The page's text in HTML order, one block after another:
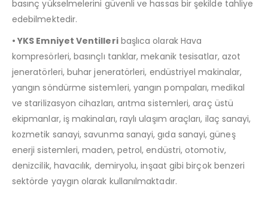
basınç yükselmelerini güvenli ve hassas bir şekilde tahliye
edebilmektedir.
• YKS Emniyet Ventilleribaşlıca olarak Hava
kompresörleri, basınçlı tanklar, mekanik tesisatlar, azot
jeneratörleri, buhar jeneratörleri, endüstriyel makinalar,
yangın söndürme sistemleri, yangın pompaları, medikal
ve starilizasyon cihazları, arıtma sistemleri, araç üstü
ekipmanlar, iş makinaları, raylı ulaşım araçları, ilaç sanayi,
kozmetik sanayi, savunma sanayi, gıda sanayi, güneş
enerji sistemleri, maden, petrol, endüstri, otomotiv,
denizcilik, havacılık, demiryolu, inşaat gibi birçok benzeri
sektörde yaygın olarak kullanılmaktadır.